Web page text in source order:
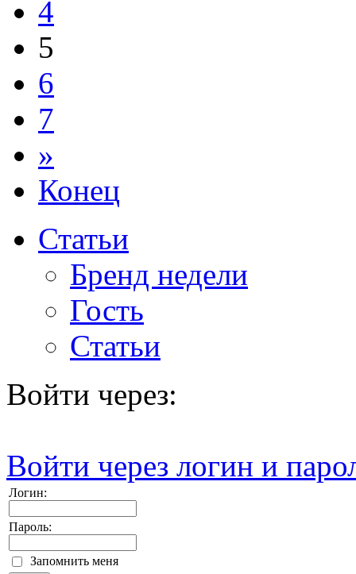
4
5
6
7
»
Конец
Статьи
Бренд недели
Гость
Статьи
Войти через:
Войти через логин и
Логин:
Пароль:
Запомнить меня